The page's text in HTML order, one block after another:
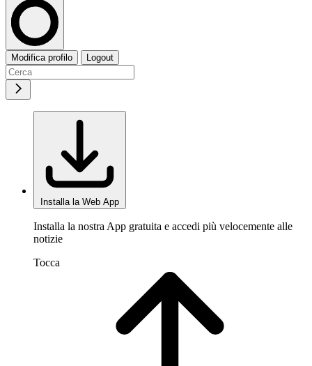
Modifica profilo Logout
Installa la Web App
Installa la nostra App gratuita e accedi più velocemente alle
notizie
Tocca